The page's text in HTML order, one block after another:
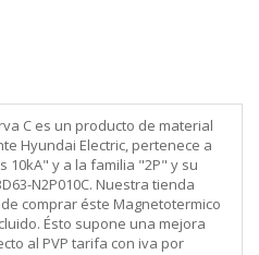
C es un producto de material
Hyundai Electric, pertenece a
10kA" y a la familia "2P" y su
N2P010C. Nuestra tienda
comprar éste Magnetotermico
Ésto supone una mejora
al PVP tarifa con iva por